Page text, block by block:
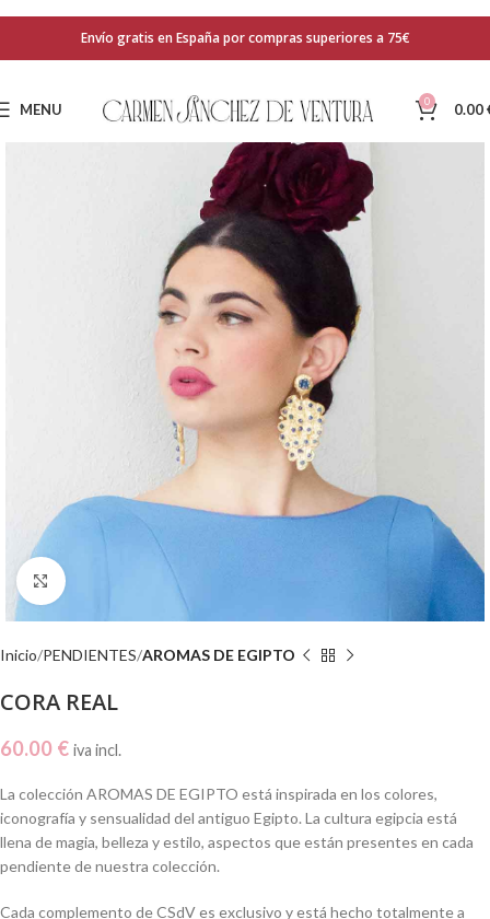
Envío gratis en España por compras superiores a 75€
MENU 0 0.00
Click to enlarge
Inicio PENDIENTES AROMAS DE EGIPTO
CORA REAL
60.00 € iva incl.
La colección AROMAS DE EGIPTO está inspirada en los colores,
iconografía y sensualidad del antiguo Egipto. La cultura egipcia está
llena de magia, belleza y estilo, aspectos que están presentes en cada
pendiente de nuestra colección.
Cada complemento de CSdV es exclusivo y está hecho totalmente a